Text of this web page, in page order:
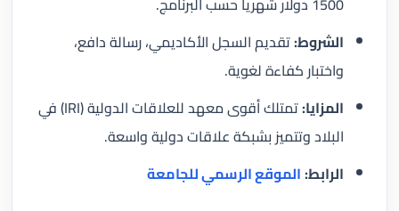
الشروط:تقديم السجل الأكاديمي، رسالة دافع،
واختبار كفاءة لغوية.
المزايا:
تمتلك أقوى معهد للعلاقات الدولية (IRI) في
البلاد وتتميز بشبكة علاقات دولية واسعة.
الرابط:الموقع الرسمي للجامعة